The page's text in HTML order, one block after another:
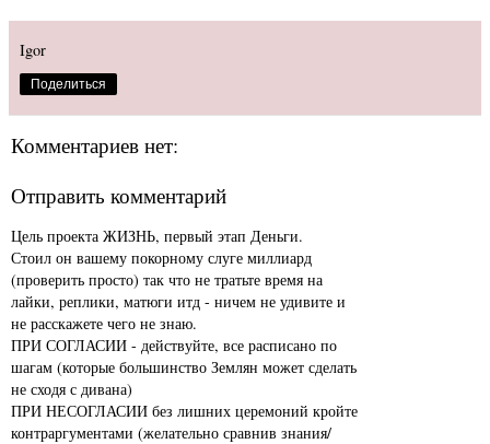
Igor
Поделиться
Комментариев нет:
Отправить комментарий
Цель проекта ЖИЗНЬ, первый этап Деньги.
Стоил он вашему покорному слуге миллиард
(проверить просто) так что не тратьте время на
лайки, реплики, матюги итд - ничем не удивите и
не расскажете чего не знаю.
ПРИ СОГЛАСИИ - действуйте, все расписано по
шагам (которые большинство Землян может сделать
не сходя с дивана)
ПРИ НЕСОГЛАСИИ без лишних церемоний кройте
контраргументами (желательно сравнив знания/